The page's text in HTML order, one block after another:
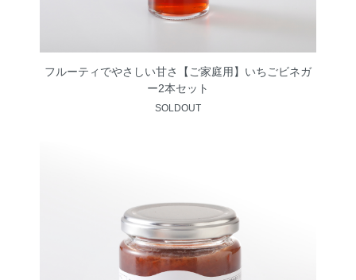
フルーティでやさしい甘さ【ご家庭用】いちごビネガ
ー2本セット
SOLDOUT